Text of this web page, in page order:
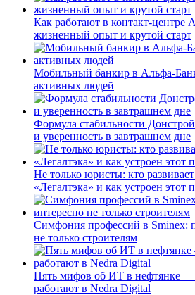
Как работают в контакт-центре
жизненный опыт и крутой старт
Мобильный банкир в Альфа-
активных людей
Формула стабильности
и уверенность в завтрашнем дне
Не только юристы: кто
«Легалтэка» и как устроен этот
Симфония профессий в Sminex:
не только строителям
Пять мифов об ИТ в нефтянке —
работают в Nedra Digital